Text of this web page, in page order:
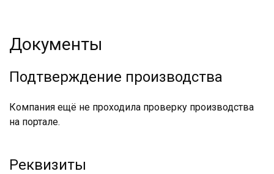
Документы
Подтверждение производства
Компания ещё не проходила проверку производства
на портале.
Реквизиты